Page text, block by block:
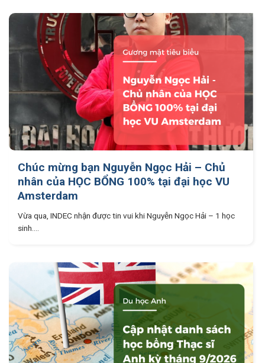
Chúc mừng bạn Nguyễn Ngọc Hải – Chủ
nhân của HỌC BỔNG 100% tại đại học VU
Amsterdam
Vừa qua, INDEC nhận được tin vui khi Nguyễn Ngọc Hải – 1 học
sinh....